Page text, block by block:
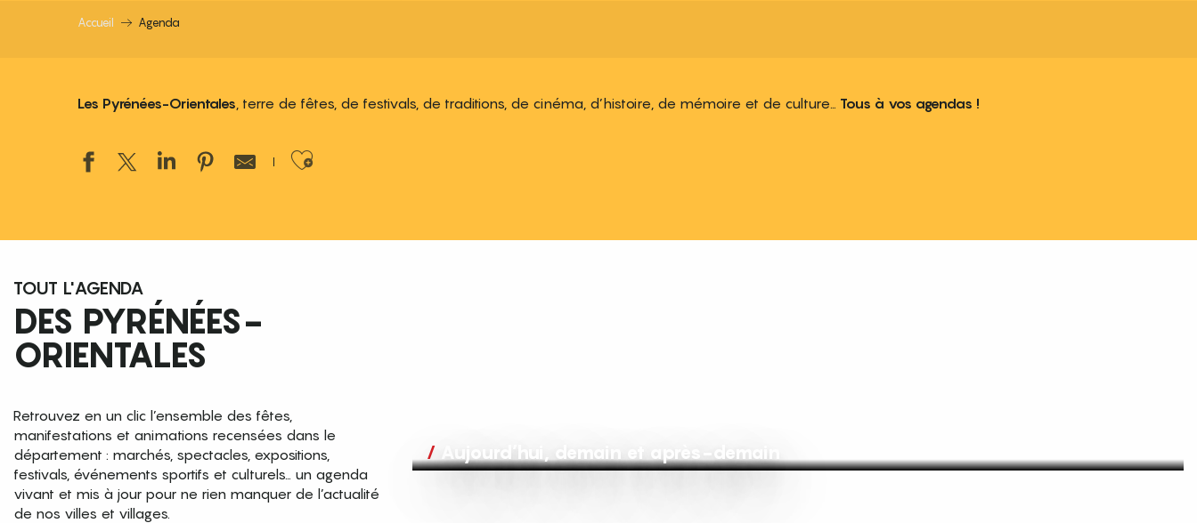
Accueil Agenda
Les Pyrénées-Orientales, terre de fêtes, de festivals, de traditions, de cinéma, d’histoire, de mémoire et de culture… Tous à vos agendas !
Ajouter aux favoris
TOUT L'AGENDA
DES PYRÉNÉES-
ORIENTALES
Retrouvez en un clic l’ensemble des fêtes,
manifestations et animations recensées dans le
département : marchés, spectacles, expositions,
festivals, événements sportifs et culturels… un agenda
vivant et mis à jour pour ne rien manquer de l’actualité
de nos villes et villages.
Aujourd’hui, demain et après-demain